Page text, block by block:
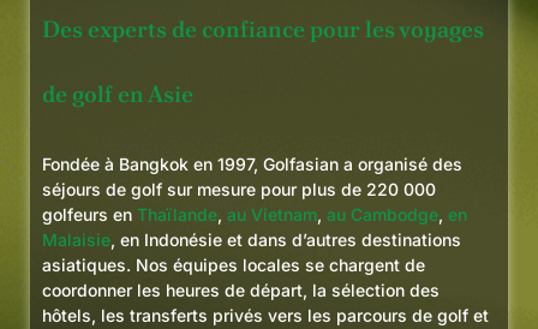
Des experts de confiance pour les voyages
de golf en Asie
Fondée à Bangkok en 1997, Golfasian a organisé des
séjours de golf sur mesure pour plus de 220 000
golfeurs en Thaïlande, au Vietnam, au Cambodge, en
Malaisie, en Indonésie et dans d’autres destinations
asiatiques. Nos équipes locales se chargent de
coordonner les heures de départ, la sélection des
hôtels, les transferts privés vers les parcours de golf et